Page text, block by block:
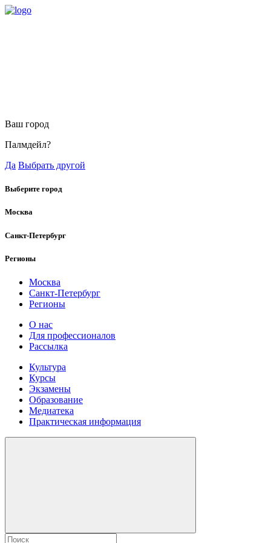
Ваш город
Палмдейл?
Да Выбрать другой
Выберите город
Москва
Санкт-Петербург
Регионы
Москва
Санкт-Петербург
Регионы
О нас
Для профессионалов
Рассылка
Культура
Курсы
Экзамены
Образование
Медиатека
Практическая информация